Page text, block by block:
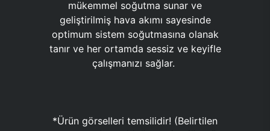
mükemmel soğutma sunar ve
geliştirilmiş hava akımı sayesinde
optimum sistem soğutmasına olanak
tanır ve her ortamda sessiz ve keyifle
çalışmanızı sağlar.
*Ürün görselleri temsilidir! (Belirtilen